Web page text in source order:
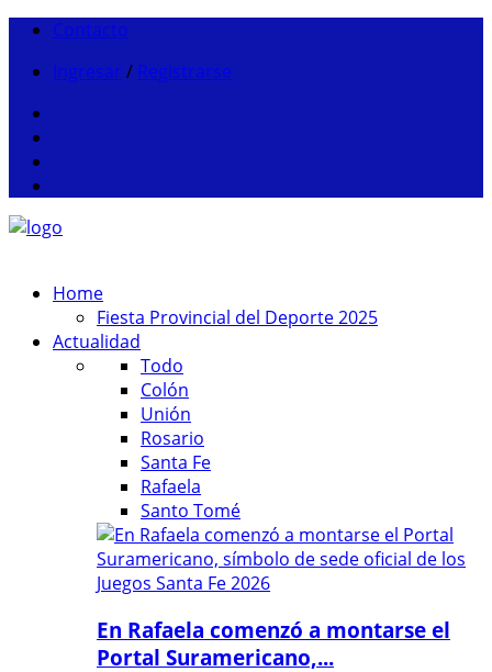
Contacto
Ingresar / Registrarse
Home
Fiesta Provincial del Deporte 2025
Actualidad
Todo
Colón
Unión
Rosario
Santa Fe
Rafaela
Santo Tomé
En Rafaela comenzó a montarse el
Portal Suramericano,...